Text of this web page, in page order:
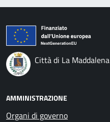
Città di La Maddalena
AMMINISTRAZIONE
Organi di governo